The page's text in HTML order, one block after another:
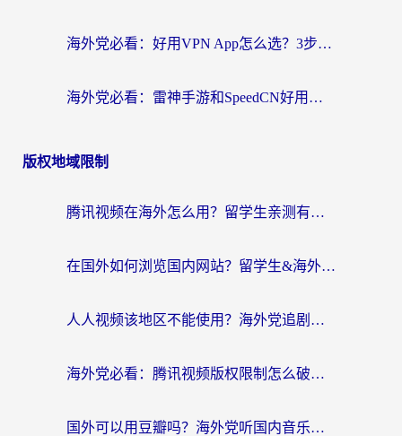
海外党必看：好用VPN App怎么选？3步教你无缝访问国内资源
海外党必看：雷神手游和SpeedCN好用吗？3招选对回国加速器无缝刷国内资源
版权地域限制
腾讯视频在海外怎么用？留学生亲测有效的回国加速器攻略
在国外如何浏览国内网站？留学生&海外华人的无缝访问指南
人人视频该地区不能使用？海外党追剧看片的终极解决方案来了
海外党必看：腾讯视频版权限制怎么破？3步让你轻松追剧
国外可以用豆瓣吗？海外党听国内音乐听书的实用指南